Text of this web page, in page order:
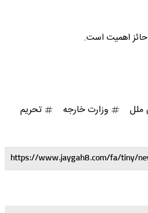
حائز اهمیت است.
ملل وزارت خارجه تحریم